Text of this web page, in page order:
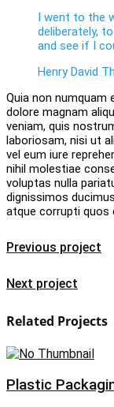
I went to the
deliberately,
and see if I
Henry David
Quia non
dolore magnam
veniam, quis
laboriosam, nisi ut
vel eum iure
nihil molestiae
voluptas nulla
dignissimos
atque corrupti quos
Previous project
Next project
Related Projects
Plastic